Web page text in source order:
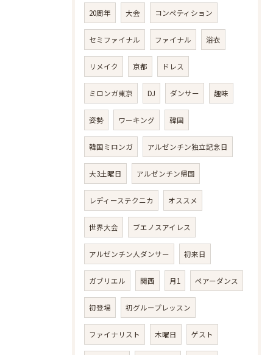
20周年 大会 コンペティション
セミファイナル ファイナル 浴衣
リメイク 京都 ドレス
ミロンガ東京 DJ ダンサー 趣味
姿勢 ワーキング 韓国
韓国ミロンガ アルゼンチン独立記念日
大3土曜日 アルゼンチン帰国
レディーステクニカ オススメ
世界大会 ブエノスアイレス
アルゼンチン人ダンサー 初来日
ガブリエル 関西 月1 ペアーダンス
初登場 初グループレッスン
ファイナリスト 木曜日 ゲスト